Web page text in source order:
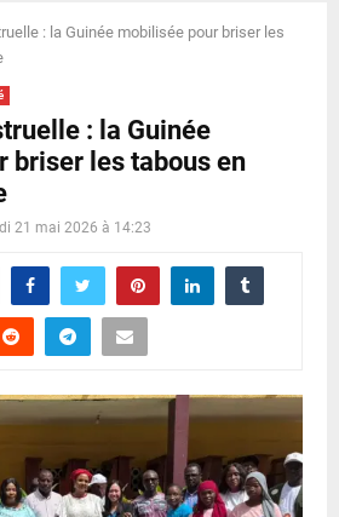
: la Guinée mobilisée pour briser les
: la Guinée
briser les tabous en
21 mai 2026 à 14:23